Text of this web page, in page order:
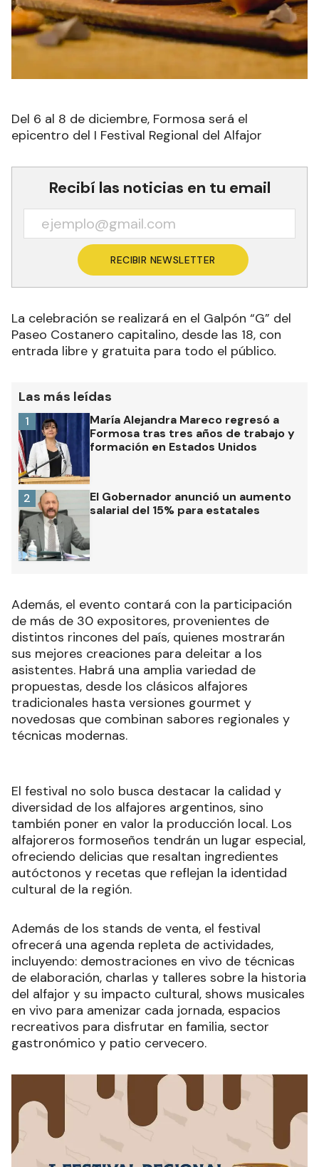
Del 6 al 8 de diciembre, Formosa será el
epicentro del I Festival Regional del Alfajor
Recibí las noticias en tu email
RECIBIR NEWSLETTER
La celebración se realizará en el Galpón “G” del
Paseo Costanero capitalino, desde las 18, con
entrada libre y gratuita para todo el público.
Las más leídas
María Alejandra Mareco regresó a
Formosa tras tres años de trabajo y
formación en Estados Unidos
1
El Gobernador anunció un aumento
salarial del 15% para estatales
2
Además, el evento contará con la participación
de más de 30 expositores, provenientes de
distintos rincones del país, quienes mostrarán
sus mejores creaciones para deleitar a los
asistentes. Habrá una amplia variedad de
propuestas, desde los clásicos alfajores
tradicionales hasta versiones gourmet y
novedosas que combinan sabores regionales y
técnicas modernas.
El festival no solo busca destacar la calidad y
diversidad de los alfajores argentinos, sino
también poner en valor la producción local. Los
alfajoreros formoseños tendrán un lugar especial,
ofreciendo delicias que resaltan ingredientes
autóctonos y recetas que reflejan la identidad
cultural de la región.
Además de los stands de venta, el festival
ofrecerá una agenda repleta de actividades,
incluyendo: demostraciones en vivo de técnicas
de elaboración, charlas y talleres sobre la historia
del alfajor y su impacto cultural, shows musicales
en vivo para amenizar cada jornada, espacios
recreativos para disfrutar en familia, sector
gastronómico y patio cervecero.